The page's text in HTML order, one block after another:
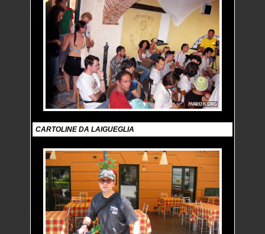
CARTOLINE DA LAIGUEGLIA